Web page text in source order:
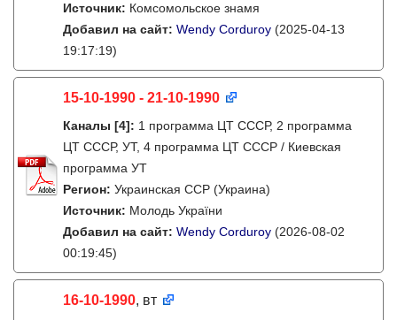
Источник: Комсомольское знамя
Добавил на сайт: Wendy Corduroy (2025-04-13
19:17:19)
15-10-1990 - 21-10-1990
Каналы [4]: 1 программа ЦТ СССР, 2 программа
ЦТ СССР, УТ, 4 программа ЦТ СССР / Киевская
программа УТ
Регион: Украинская ССР (Украина)
Источник: Молодь України
Добавил на сайт: Wendy Corduroy (2026-08-02
00:19:45)
16-10-1990, вт